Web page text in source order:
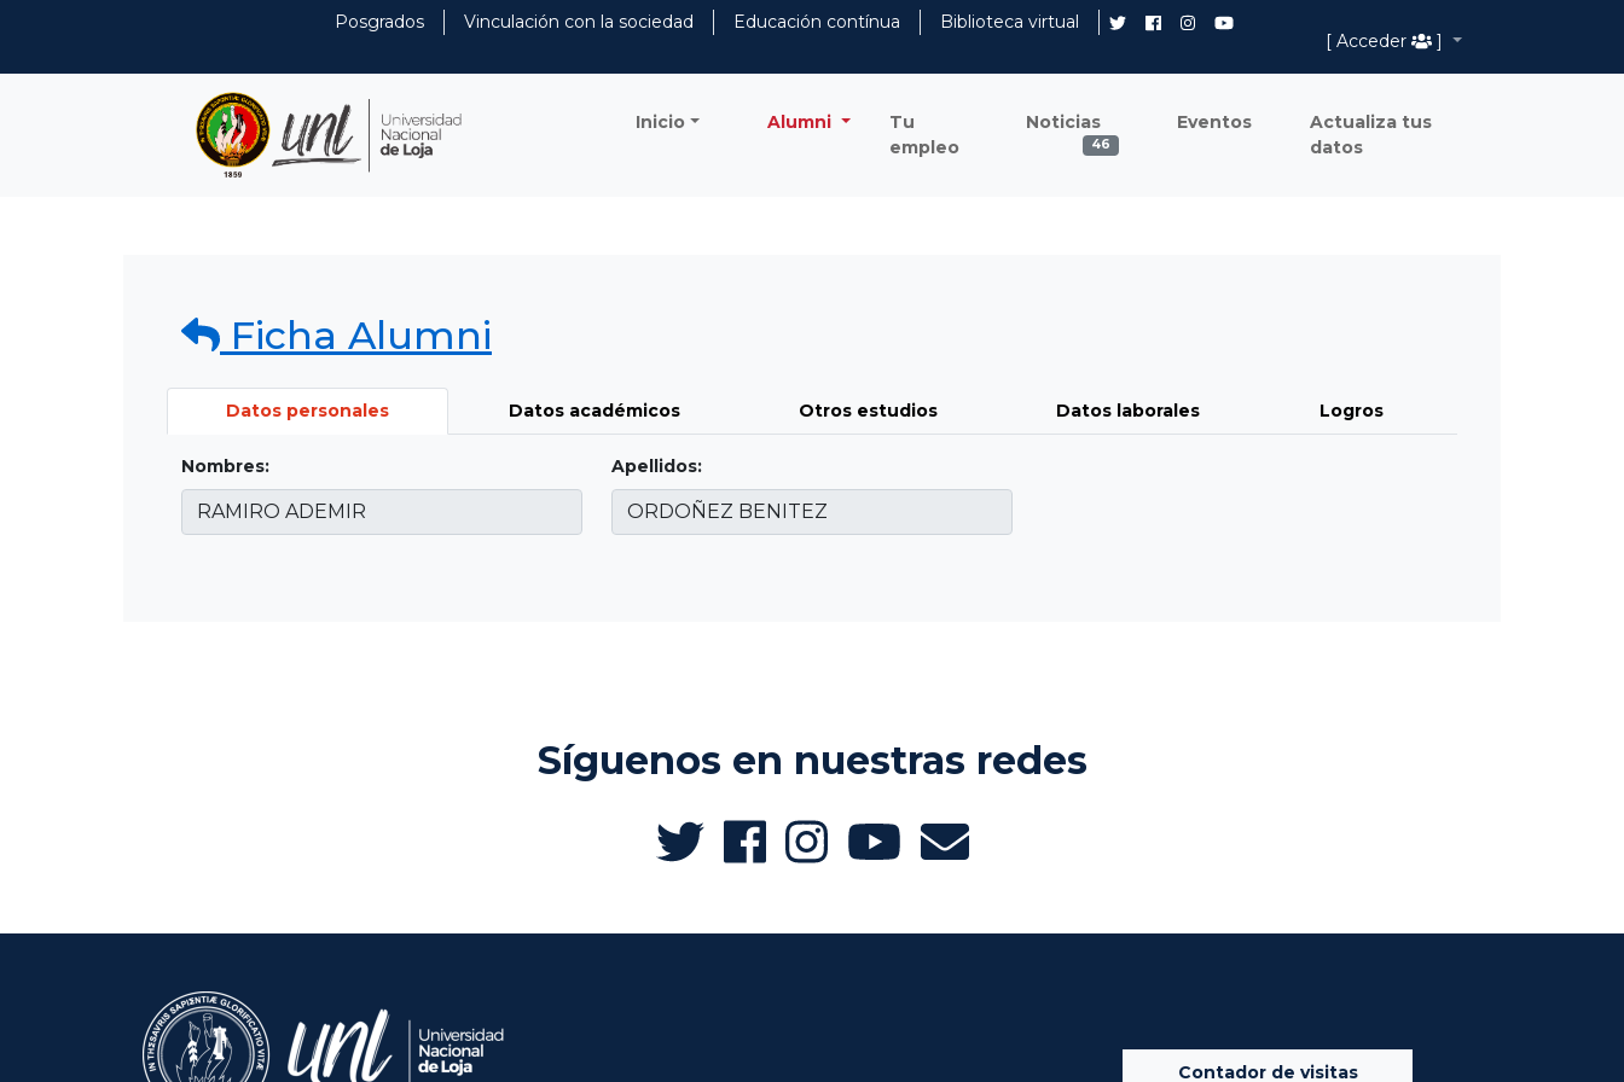
Posgrados Vinculación con la sociedad Educación contínua
Biblioteca virtual
[ Acceder
]
Inicio Alumni
Tu
empleo
Noticias
46
Eventos
Actualiza tus
datos
Ficha Alumni
Datos personales Datos académicos Otros estudios Datos laborales Logros
Nombres: Apellidos:
Síguenos en nuestras redes
Contador de visitas